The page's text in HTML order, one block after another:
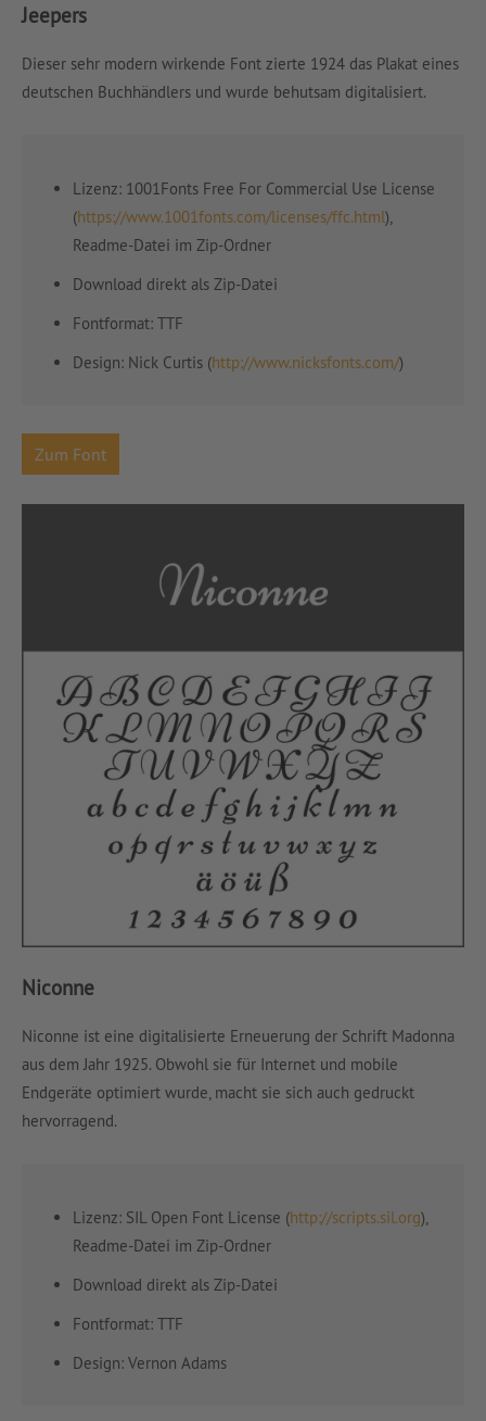
Jeepers
Dieser sehr modern wirkende Font zierte 1924 das Plakat eines
deutschen Buchhändlers und wurde behutsam digitalisiert.
Lizenz: 1001Fonts Free For Commercial Use License
(https://www.1001fonts.com/licenses/ffc.html),
Readme-Datei im Zip-Ordner
Download direkt als Zip-Datei
Fontformat: TTF
Design: Nick Curtis (http://www.nicksfonts.com/)
Zum Font
Niconne
Niconne ist eine digitalisierte Erneuerung der Schrift Madonna
aus dem Jahr 1925. Obwohl sie für Internet und mobile
Endgeräte optimiert wurde, macht sie sich auch gedruckt
hervorragend.
Lizenz: SIL Open Font License (http://scripts.sil.org),
Readme-Datei im Zip-Ordner
Download direkt als Zip-Datei
Fontformat: TTF
Design: Vernon Adams